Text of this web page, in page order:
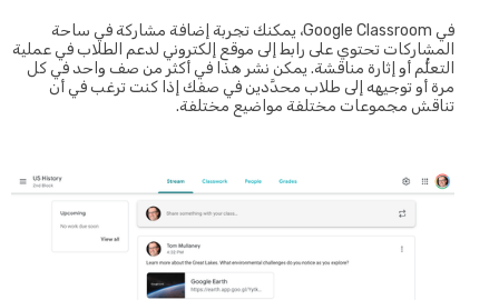
في Google Classroom، يمكنك تجربة إضافة مشاركة في ساحة
المشاركات تحتوي على رابط إلى موقع إلكتروني لدعم الطلاب في عملية
التعلُّم أو إثارة مناقشة. يمكن نشر هذا في أكثر من صف واحد في كل
مرة أو توجيهه إلى طلاب محدَّدين في صفك إذا كنت ترغب في أن
تناقش مجموعات مختلفة مواضيع مختلفة.